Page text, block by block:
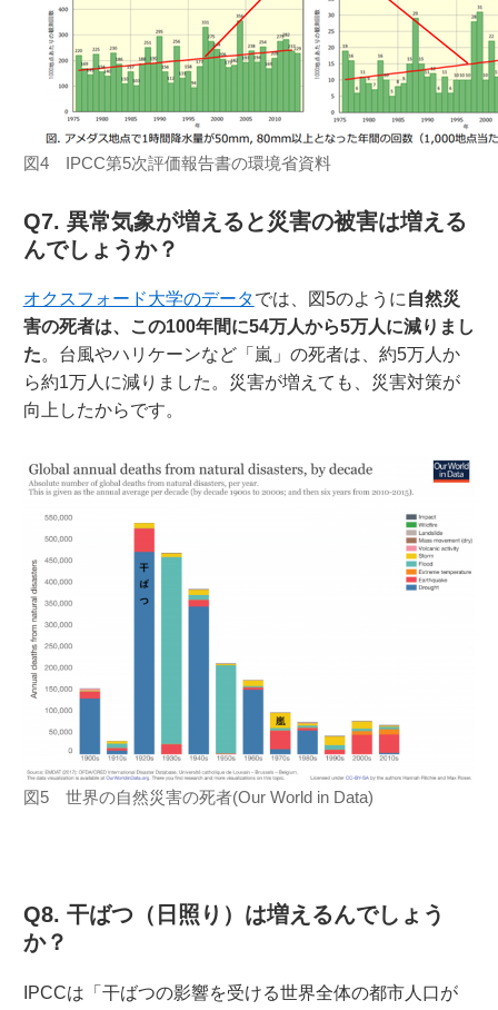
図4 IPCC第5次評価報告書の環境省資料
Q7. 異常気象が増えると災害の被害は増える
んでしょうか？
オクスフォード大学のデータでは、図5のように 自然災
害の死者は、この100年間に54万人から5万人に減りまし
た。台風やハリケーンなど「嵐」の死者は、約5万人か
ら約1万人に減りました。災害が増えても、災害対策が
向上したからです。
図5 世界の自然災害の死者(Our World in Data)
Q8. 干ばつ（日照り）は増えるんでしょう
か？
IPCCは「干ばつの影響を受ける世界全体の都市人口が